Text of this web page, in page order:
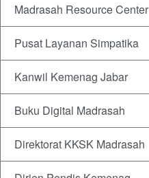
Madrasah Resource Center
Pusat Layanan Simpatika
Kanwil Kemenag Jabar
Buku Digital Madrasah
Direktorat KKSK Madrasah